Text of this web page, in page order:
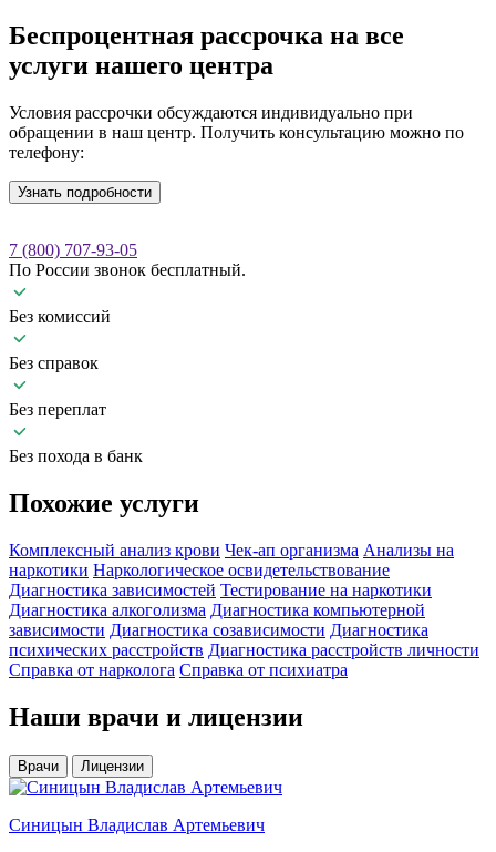
Беспроцентная рассрочка на все
услуги нашего центра
Условия рассрочки обсуждаются индивидуально при
обращении в наш центр. Получить консультацию можно по
телефону:
Узнать подробности
7 (800) 707-93-05
По России звонок бесплатный.
Без комиссий
Без справок
Без переплат
Без похода в банк
Похожие услуги
Комплексный анализ крови Чек-ап организма Анализы на
наркотики Наркологическое освидетельствование
Диагностика зависимостей Тестирование на наркотики
Диагностика алкоголизма Диагностика компьютерной
зависимости Диагностика созависимости Диагностика
психических расстройств Диагностика расстройств личности
Справка от нарколога Справка от психиатра
Наши врачи и лицензии
Врачи Лицензии
Синицын Владислав Артемьевич